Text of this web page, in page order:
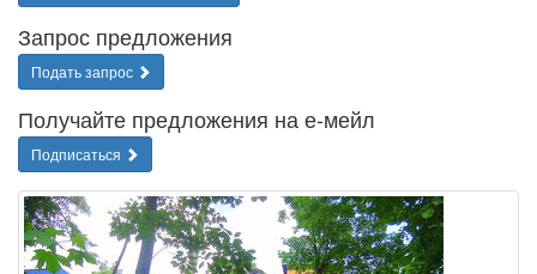
Запрос предложения
Подать запрос
Получайте предложения на е-мейл
Подписаться